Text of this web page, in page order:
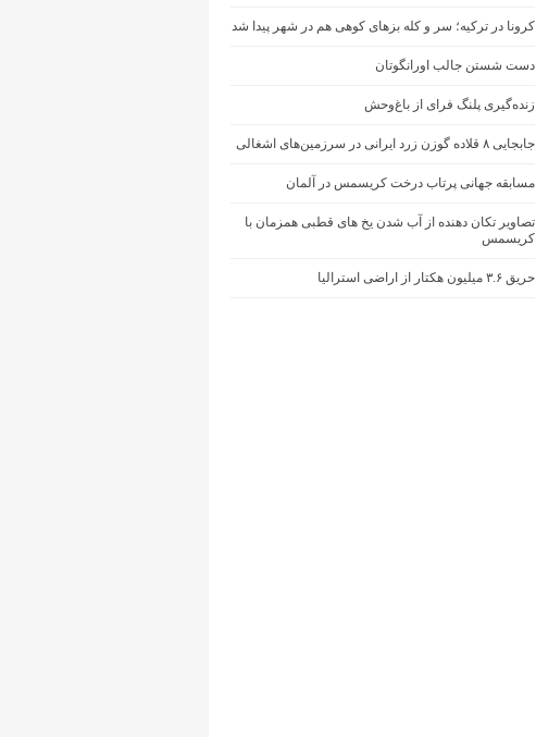
کرونا در ترکیه؛ سر و کله بزهای کوهی هم در شهر پیدا شد
دست شستن جالب اورانگوتان
زنده‌گیری پلنگ فرای از باغ‌وحش
جابجایی ۸ قلاده گوزن زرد ایرانی در سرزمین‌های اشغالی
مسابقه جهانی پرتاب درخت کریسمس در آلمان
تصاویر تکان دهنده از آب شدن یخ های قطبی همزمان با
کریسمس
حریق ۳.۶ میلیون هکتار از اراضی استرالیا